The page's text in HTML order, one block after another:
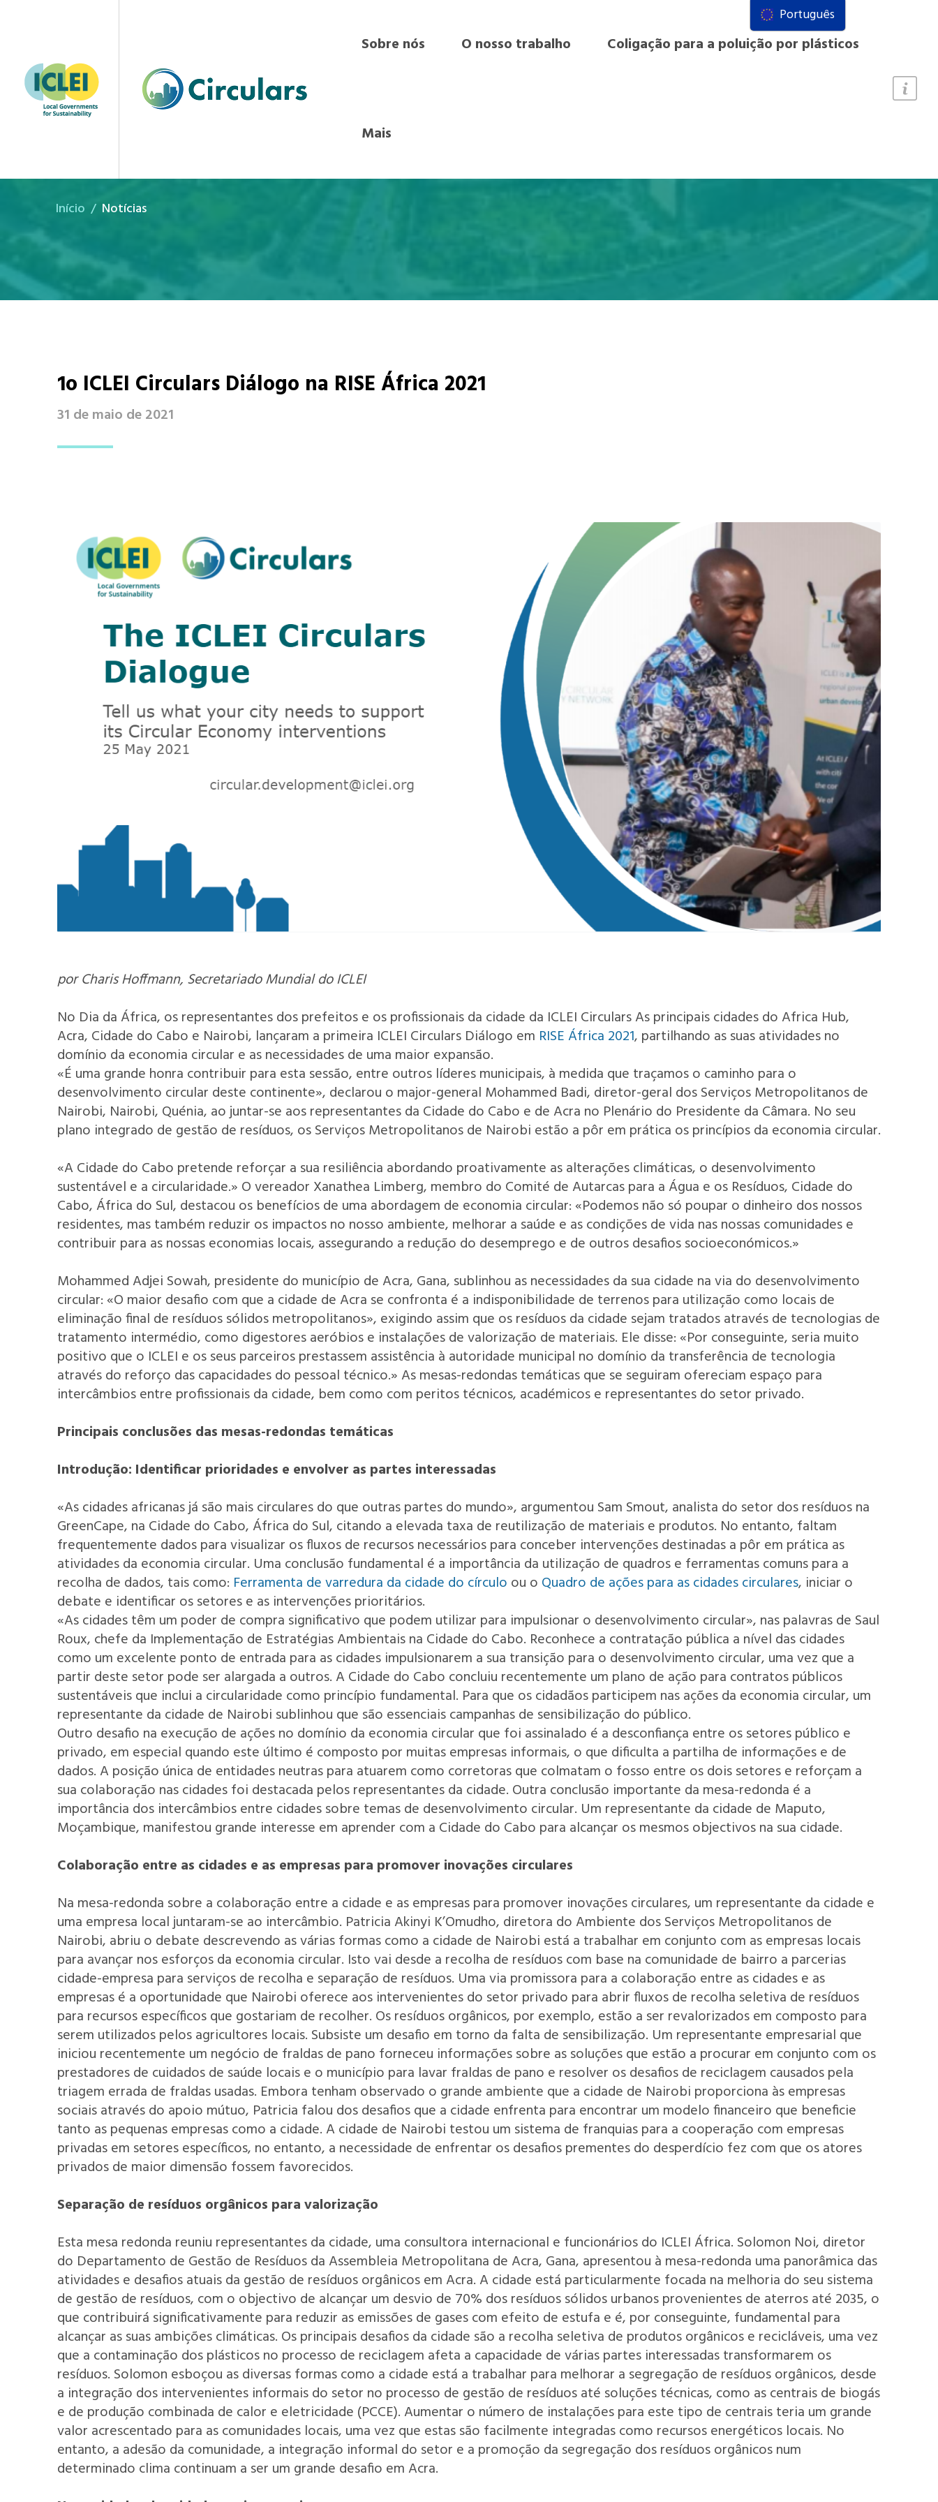
Sobre nós O nosso trabalho Coligação para a poluição por plásticos
Mais
ICLEI Circulars evento
Início Notícias
1o ICLEI Circulars Diálogo na RISE África 2021
31 de maio de 2021
por Charis Hoffmann, Secretariado Mundial do ICLEI
No Dia da África, os representantes dos prefeitos e os profissionais da cidade da ICLEI Circulars As principais cidades do Africa Hub,
Acra, Cidade do Cabo e Nairobi, lançaram a primeira ICLEI Circulars Diálogo em RISE África 2021, partilhando as suas atividades no
domínio da economia circular e as necessidades de uma maior expansão.
«É uma grande honra contribuir para esta sessão, entre outros líderes municipais, à medida que traçamos o caminho para o
desenvolvimento circular deste continente», declarou o major-general Mohammed Badi, diretor-geral dos Serviços Metropolitanos de
Nairobi, Nairobi, Quénia, ao juntar-se aos representantes da Cidade do Cabo e de Acra no Plenário do Presidente da Câmara. No seu
plano integrado de gestão de resíduos, os Serviços Metropolitanos de Nairobi estão a pôr em prática os princípios da economia circular.
«A Cidade do Cabo pretende reforçar a sua resiliência abordando proativamente as alterações climáticas, o desenvolvimento
sustentável e a circularidade.» O vereador Xanathea Limberg, membro do Comité de Autarcas para a Água e os Resíduos, Cidade do
Cabo, África do Sul, destacou os benefícios de uma abordagem de economia circular: «Podemos não só poupar o dinheiro dos nossos
residentes, mas também reduzir os impactos no nosso ambiente, melhorar a saúde e as condições de vida nas nossas comunidades e
contribuir para as nossas economias locais, assegurando a redução do desemprego e de outros desafios socioeconómicos.»
Mohammed Adjei Sowah, presidente do município de Acra, Gana, sublinhou as necessidades da sua cidade na via do desenvolvimento
circular: «O maior desafio com que a cidade de Acra se confronta é a indisponibilidade de terrenos para utilização como locais de
eliminação final de resíduos sólidos metropolitanos», exigindo assim que os resíduos da cidade sejam tratados através de tecnologias de
tratamento intermédio, como digestores aeróbios e instalações de valorização de materiais. Ele disse: «Por conseguinte, seria muito
positivo que o ICLEI e os seus parceiros prestassem assistência à autoridade municipal no domínio da transferência de tecnologia
através do reforço das capacidades do pessoal técnico.» As mesas-redondas temáticas que se seguiram ofereciam espaço para
intercâmbios entre profissionais da cidade, bem como com peritos técnicos, académicos e representantes do setor privado.
Principais conclusões das mesas-redondas temáticas
Introdução: Identificar prioridades e envolver as partes interessadas
«As cidades africanas já são mais circulares do que outras partes do mundo», argumentou Sam Smout, analista do setor dos resíduos na
GreenCape, na Cidade do Cabo, África do Sul, citando a elevada taxa de reutilização de materiais e produtos. No entanto, faltam
frequentemente dados para visualizar os fluxos de recursos necessários para conceber intervenções destinadas a pôr em prática as
atividades da economia circular. Uma conclusão fundamental é a importância da utilização de quadros e ferramentas comuns para a
recolha de dados, tais como: Ferramenta de varredura da cidade do círculo ou o Quadro de ações para as cidades circulares, iniciar o
debate e identificar os setores e as intervenções prioritários.
«As cidades têm um poder de compra significativo que podem utilizar para impulsionar o desenvolvimento circular», nas palavras de Saul
Roux, chefe da Implementação de Estratégias Ambientais na Cidade do Cabo. Reconhece a contratação pública a nível das cidades
como um excelente ponto de entrada para as cidades impulsionarem a sua transição para o desenvolvimento circular, uma vez que a
partir deste setor pode ser alargada a outros. A Cidade do Cabo concluiu recentemente um plano de ação para contratos públicos
sustentáveis que inclui a circularidade como princípio fundamental. Para que os cidadãos participem nas ações da economia circular, um
representante da cidade de Nairobi sublinhou que são essenciais campanhas de sensibilização do público.
Outro desafio na execução de ações no domínio da economia circular que foi assinalado é a desconfiança entre os setores público e
privado, em especial quando este último é composto por muitas empresas informais, o que dificulta a partilha de informações e de
dados. A posição única de entidades neutras para atuarem como corretoras que colmatam o fosso entre os dois setores e reforçam a
sua colaboração nas cidades foi destacada pelos representantes da cidade. Outra conclusão importante da mesa-redonda é a
importância dos intercâmbios entre cidades sobre temas de desenvolvimento circular. Um representante da cidade de Maputo,
Moçambique, manifestou grande interesse em aprender com a Cidade do Cabo para alcançar os mesmos objectivos na sua cidade.
Colaboração entre as cidades e as empresas para promover inovações circulares
Na mesa-redonda sobre a colaboração entre a cidade e as empresas para promover inovações circulares, um representante da cidade e
uma empresa local juntaram-se ao intercâmbio. Patricia Akinyi K’Omudho, diretora do Ambiente dos Serviços Metropolitanos de
Nairobi, abriu o debate descrevendo as várias formas como a cidade de Nairobi está a trabalhar em conjunto com as empresas locais
para avançar nos esforços da economia circular. Isto vai desde a recolha de resíduos com base na comunidade de bairro a parcerias
cidade-empresa para serviços de recolha e separação de resíduos. Uma via promissora para a colaboração entre as cidades e as
empresas é a oportunidade que Nairobi oferece aos intervenientes do setor privado para abrir fluxos de recolha seletiva de resíduos
para recursos específicos que gostariam de recolher. Os resíduos orgânicos, por exemplo, estão a ser revalorizados em composto para
serem utilizados pelos agricultores locais. Subsiste um desafio em torno da falta de sensibilização. Um representante empresarial que
iniciou recentemente um negócio de fraldas de pano forneceu informações sobre as soluções que estão a procurar em conjunto com os
prestadores de cuidados de saúde locais e o município para lavar fraldas de pano e resolver os desafios de reciclagem causados pela
triagem errada de fraldas usadas. Embora tenham observado o grande ambiente que a cidade de Nairobi proporciona às empresas
sociais através do apoio mútuo, Patricia falou dos desafios que a cidade enfrenta para encontrar um modelo financeiro que beneficie
tanto as pequenas empresas como a cidade. A cidade de Nairobi testou um sistema de franquias para a cooperação com empresas
privadas em setores específicos, no entanto, a necessidade de enfrentar os desafios prementes do desperdício fez com que os atores
privados de maior dimensão fossem favorecidos.
Separação de resíduos orgânicos para valorização
Esta mesa redonda reuniu representantes da cidade, uma consultora internacional e funcionários do ICLEI África. Solomon Noi, diretor
do Departamento de Gestão de Resíduos da Assembleia Metropolitana de Acra, Gana, apresentou à mesa-redonda uma panorâmica das
atividades e desafios atuais da gestão de resíduos orgânicos em Acra. A cidade está particularmente focada na melhoria do seu sistema
de gestão de resíduos, com o objectivo de alcançar um desvio de 70% dos resíduos sólidos urbanos provenientes de aterros até 2035, o
que contribuirá significativamente para reduzir as emissões de gases com efeito de estufa e é, por conseguinte, fundamental para
alcançar as suas ambições climáticas. Os principais desafios da cidade são a recolha seletiva de produtos orgânicos e recicláveis, uma vez
que a contaminação dos plásticos no processo de reciclagem afeta a capacidade de várias partes interessadas transformarem os
resíduos. Solomon esboçou as diversas formas como a cidade está a trabalhar para melhorar a segregação de resíduos orgânicos, desde
a integração dos intervenientes informais do setor no processo de gestão de resíduos até soluções técnicas, como as centrais de biogás
e de produção combinada de calor e eletricidade (PCCE). Aumentar o número de instalações para este tipo de centrais teria um grande
valor acrescentado para as comunidades locais, uma vez que estas são facilmente integradas como recursos energéticos locais. No
entanto, a adesão da comunidade, a integração informal do setor e a promoção da segregação dos resíduos orgânicos num
determinado clima continuam a ser um grande desafio em Acra.
Português